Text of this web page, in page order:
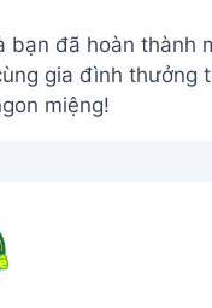
bạn đã hoàn thành
gia đình thưởng
miệng!